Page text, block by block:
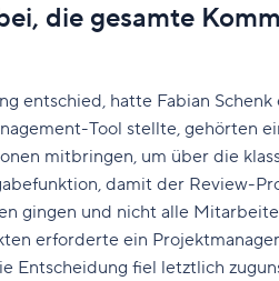
die gesamte
entschied, hatte Fabian
Tool stellte,
mitbringen, um über die
damit der Review-
gingen und nicht alle
erforderte ein
Entscheidung fiel letztlich